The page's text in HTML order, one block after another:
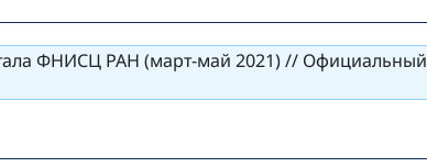
ФНИСЦ РАН (март-май 2021) //